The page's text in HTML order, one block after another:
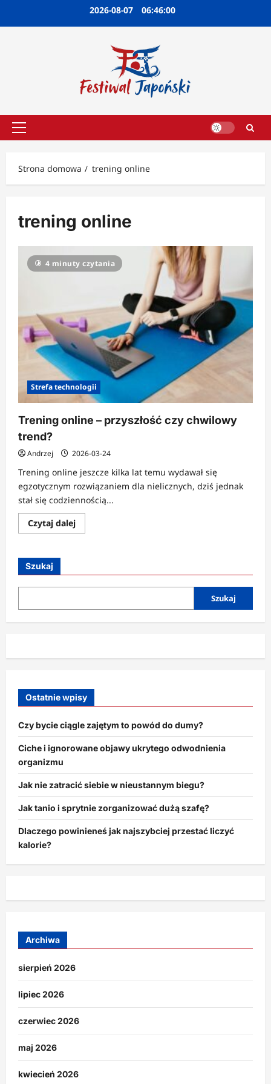
2026-08-07 06:46:00
Menu
Strona domowa
trening online
trening online
4 minuty czytania
Strefa technologii
Trening online – przyszłość czy chwilowy
trend?
Andrzej 2026-03-24
Trening online jeszcze kilka lat temu wydawał się
egzotycznym rozwiązaniem dla nielicznych, dziś jednak
stał się codziennością...
Czytaj dalejDowiedz
się
–
czy
trend?
Szukaj
Szukaj
Ostatnie wpisy
Czy bycie ciągle zajętym to powód do dumy?
Ciche i ignorowane objawy ukrytego odwodnienia
organizmu
Jak nie zatracić siebie w nieustannym biegu?
Jak tanio i sprytnie zorganizować dużą szafę?
Dlaczego powinieneś jak najszybciej przestać liczyć
kalorie?
Archiwa
sierpień 2026
lipiec 2026
czerwiec 2026
maj 2026
kwiecień 2026